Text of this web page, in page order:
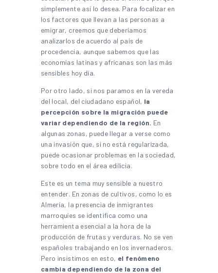
simplemente así lo desea. Para focalizar en
los factores que llevan a las personas a
emigrar, creemos que deberíamos
analizarlos de acuerdo al país de
procedencia, aunque sabemos que las
economías latinas y africanas son las más
sensibles hoy día.
Por otro lado, si nos paramos en la vereda
del local, del ciudadano español, la
percepción sobre la migración puede
variar dependiendo de la región. En
algunas zonas, puede llegar a verse como
una invasión que, si no está regularizada,
puede ocasionar problemas en la sociedad,
sobre todo en el área edilicia.
Este es un tema muy sensible a nuestro
entender. En zonas de cultivos, como lo es
Almería, la presencia de inmigrantes
marroquíes se identifica como una
herramienta esencial a la hora de la
producción de frutas y verduras. No se ven
españoles trabajando en los invernaderos.
Pero insistimos en esto, el fenómeno
cambia dependiendo de la zona del